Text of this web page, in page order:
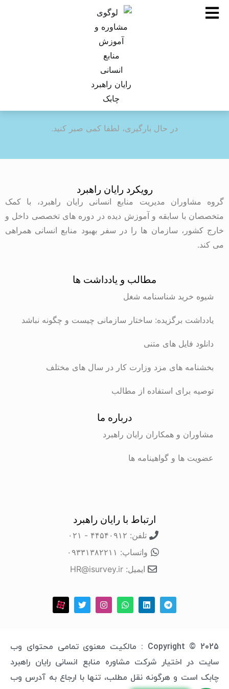
در حال بارگیری، لطفا کمی صبر کنید.
رویکرد رایان راهبرد
گروه مشاوران مدیریت منابع انسانی رایان راهبرد، با کمک
متخصصان با سابقه و آموزش دیده در دوره های تخصصی داخل و
خارج کشور، سازمان ها را در سفر بهبود منابع انسانی همراهی
می کند.
مطالب و یادداشت ها
شیوه خرید شناسنامه شغل
یادداشت برگزیده: ساختار سازمانی چیست و چگونه نباشد
دانلود فایل های متنی
بخشنامه های مزد وزارت کار در سال های مختلف
توصیه برای استفاده از مطالب
درباره ما
مشاوران و همکاران رایان راهبرد
عضویت ها و گواهینامه ها
ارتباط با رایان راهبرد
تلفن: ۴۴۵۴۰۹۱۲ - ۰۲۱
واتساپ: ۰۹۳۳۱۳۸۲۲۱۱
ایمیل: HR@isurvey.ir
Copyright © 2025 : مالکیت معنوی تمامی محتوای وب
سایت در اختیار شرکت مشاوره منابع انسانی رایان راهبرد
چابک است و هرگونه نقل مطلب، تنها با ارجاع به آدرس وب